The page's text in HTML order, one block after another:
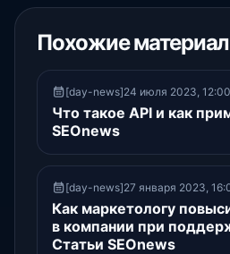
Похожие
[day-news]24 июля 2023,
Что такое API и как
SEOnews
[day-news]27 января 2023,
Как маркетологу
в компании при
Статьи SEOnews